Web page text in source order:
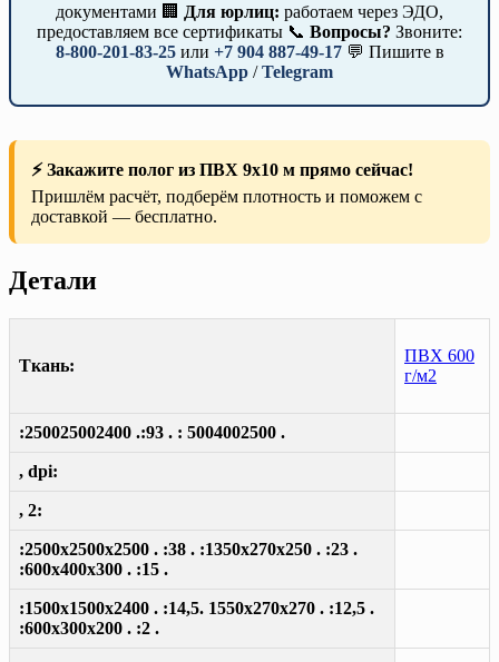
документами 🏢 Для юрлиц: работаем через ЭДО,
предоставляем все сертификаты 📞 Вопросы? Звоните:
8-800-201-83-25или +7 904 887-49-17💬 Пишите в
WhatsApp /Telegram
⚡ Закажите полог из ПВХ 9х10 м прямо сейчас!
Пришлём расчёт, подберём плотность и поможем с
доставкой — бесплатно.
Детали
Ткань:
ПВХ 600
г/м2
:250025002400 .:93 . : 5004002500 .
, dpi:
, 2:
:2500x2500x2500 . :38 . :1350x270x250 . :23 .
:600x400x300 . :15 .
:1500x1500x2400 . :14,5. 1550x270x270 . :12,5 .
:600x300x200 . :2 .